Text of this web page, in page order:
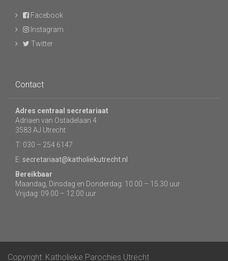
Facebook
Instagram
Twitter
Contact
Adres centraal secretariaat
Adriaen van Ostadelaan 4
3583 AJ Utrecht
T: 030 – 254 6147
E: secretariaat@katholiekutrecht.nl
Bereikbaar
Maandag, Dinsdag en Donderdag: 10.00 – 15.30 uur
Vrijdag: 09.00 – 12.00 uur
Copyright: Katholieke Parochies Utrecht